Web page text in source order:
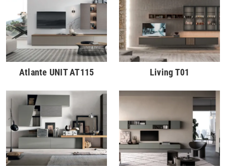
Atlante UNIT AT115 Living T01